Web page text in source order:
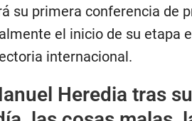
su primera conferencia de
el inicio de su etapa
internacional.
Heredia tras